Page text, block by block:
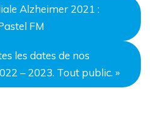
Alzheimer 2021 :
FM
les dates de nos
– 2023. Tout public. »